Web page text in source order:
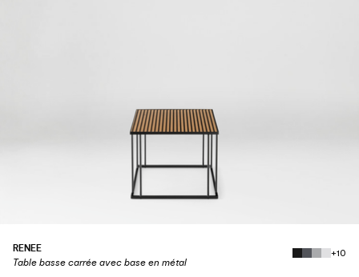
RENEE
Table basse carrée avec base en métal
+10